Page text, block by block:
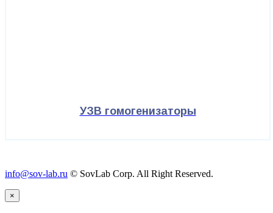
УЗВ гомогенизаторы
info@sov-lab.ru © SovLab Corp. All Right Reserved.
×